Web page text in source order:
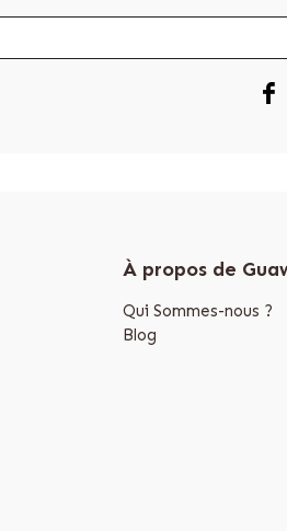
À propos de
Qui Sommes-nous ?
Blog